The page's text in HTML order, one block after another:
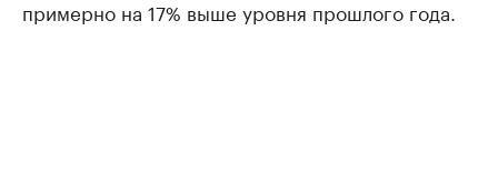
примерно на 17% выше уровня прошлого года.